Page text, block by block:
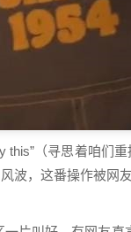
this”（寻思着咱们
，这番操作被网